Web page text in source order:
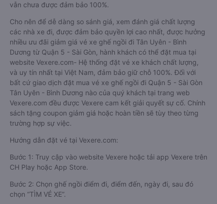
vẫn chưa được đảm bảo 100%.
Cho nên để dễ dàng so sánh giá, xem đánh giá chất lượng
các nhà xe đi, được đảm bảo quyền lợi cao nhất, được hưởng
nhiều ưu đãi giảm giá vé xe ghế ngồi đi Tân Uyên - Bình
Dương từ Quận 5 - Sài Gòn, hành khách có thể đặt mua tại
website Vexere.com- Hệ thống đặt vé xe khách chất lượng,
và uy tín nhất tại Việt Nam, đảm bảo giữ chỗ 100%. Đối với
bất cứ giao dịch đặt mua vé xe ghế ngồi đi Quận 5 - Sài Gòn
Tân Uyên - Bình Dương nào của quý khách tại trang web
Vexere.com đều được Vexere cam kết giải quyết sự cố. Chính
sách tặng coupon giảm giá hoặc hoàn tiền sẽ tùy theo từng
trường hợp sự việc.
Hướng dẫn đặt vé tại Vexere.com:
Bước 1: Truy cập vào website Vexere hoặc tải app Vexere trên
CH Play hoặc App Store.
Bước 2: Chọn ghế ngồi điểm đi, điểm đến, ngày đi, sau đó
chọn “TÌM VÉ XE”.